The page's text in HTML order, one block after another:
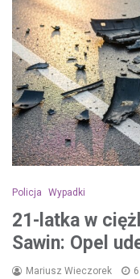
Policja Wypadki
21-latka w
Sawin: Opel
Mariusz Wieczorek